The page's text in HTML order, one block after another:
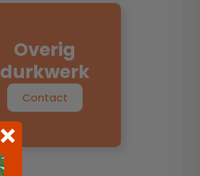
Overig
durkwerk
Contact